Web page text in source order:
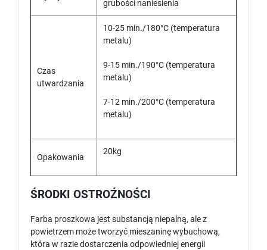
grubości naniesienia
Czas
utwardzania
10-25 min./180°C (temperatura
metalu)
9-15 min./190°C (temperatura
metalu)
7-12 min./200°C (temperatura
metalu)
Opakowania
20kg
ŚRODKI OSTROŹNOŚCI
Farba proszkowa jest substancją niepalną, ale z
powietrzem może tworzyć mieszaninę wybuchową,
która w razie dostarczenia odpowiedniej energii